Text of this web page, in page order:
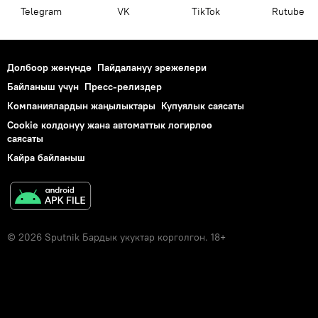
Telegram VK ТikТоk Rutube
Долбоор жөнүндө Пайдалануу эрежелери
Байланыш үчүн Пресс-релиздер
Компаниялардын жаңылыктары Купуялык саясаты
Cookie колдонуу жана автоматтык логирлөө
саясаты
Кайра байланыш
© 2026 Sputnik Бардык укуктар корголгон. 18+